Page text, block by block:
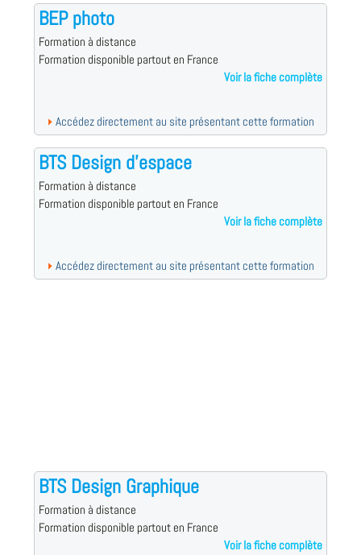
BEP photo
Formation à distance
Formation disponible partout en France
Voir la fiche complète
Accédez directement au site présentant cette formation
BTS Design d'espace
Formation à distance
Formation disponible partout en France
Voir la fiche complète
Accédez directement au site présentant cette formation
BTS Design Graphique
Formation à distance
Formation disponible partout en France
Voir la fiche complète